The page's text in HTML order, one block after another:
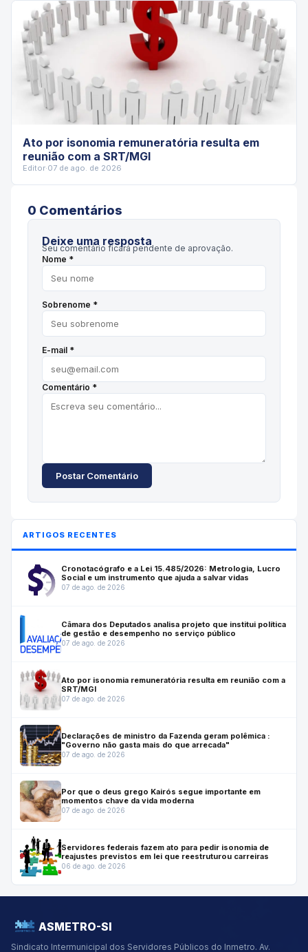
Ato por isonomia remuneratória resulta em
reunião com a SRT/MGI
Editor·07 de ago. de 2026
0 Comentários
Deixe uma resposta
Seu comentário ficará pendente de aprovação.
Nome *
Sobrenome *
E-mail *
Comentário *
Postar Comentário
ARTIGOS RECENTES
Cronotacógrafo e a Lei 15.485/2026: Metrologia, Lucro
Social e um instrumento que ajuda a salvar vidas
07 de ago. de 2026
Câmara dos Deputados analisa projeto que institui política
de gestão e desempenho no serviço público
07 de ago. de 2026
Ato por isonomia remuneratória resulta em reunião com a
SRT/MGI
07 de ago. de 2026
Declarações de ministro da Fazenda geram polêmica :
"Governo não gasta mais do que arrecada"
07 de ago. de 2026
Por que o deus grego Kairós segue importante em
momentos chave da vida moderna
07 de ago. de 2026
Servidores federais fazem ato para pedir isonomia de
reajustes previstos em lei que reestruturou carreiras
06 de ago. de 2026
ASMETRO-SI
Sindicato Intermunicipal dos Servidores Públicos do Inmetro. Av.